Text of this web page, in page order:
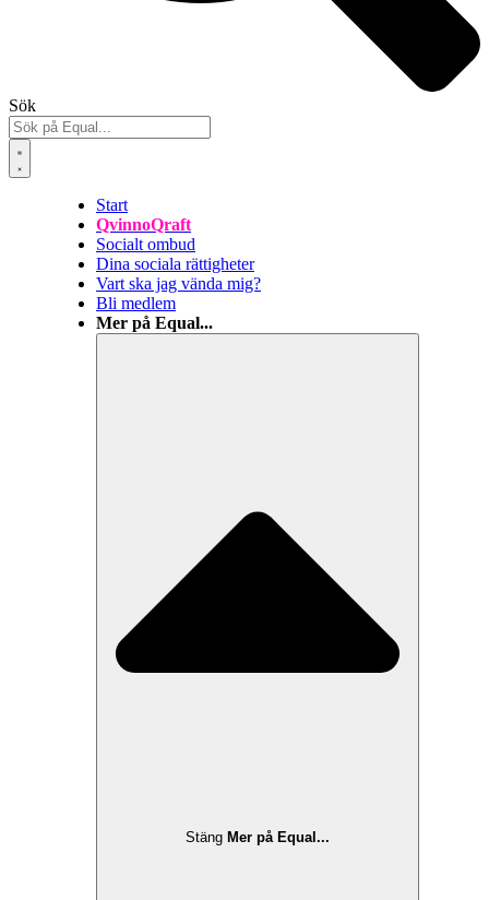
Sök
Start
QvinnoQraft
Socialt ombud
Dina sociala rättigheter
Vart ska jag vända mig?
Bli medlem
Mer på Equal...
Stäng Mer på Equal...